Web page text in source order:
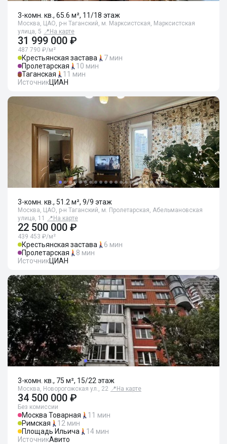
3-комн. кв., 65.6 м², 11/18 этаж
Москва, ЦАО, р-н Таганский, м. Марксистская, Марксистская
улица, 5 📍 На карте
31 999 000 ₽
487 790 ₽/м²
Крестьянская застава
7 мин
Пролетарская
10 мин
Таганская
11 мин
ИсточникЦИАН
3-комн. кв., 51.2 м², 9/9 этаж
Москва, ЦАО, р-н Таганский, м. Пролетарская, Абельмановская
улица, 11
📍 На карте
22 500 000 ₽
439 453 ₽/м²
Крестьянская застава
6 мин
Пролетарская
8 мин
ИсточникЦИАН
3-комн. кв., 75 м², 15/22 этаж
Москва, Новорогожская ул., 22 📍 На карте
34 500 000 ₽
Без комиссии
Москва Товарная
11 мин
Римская
12 мин
Площадь Ильича
14 мин
ИсточникАвито